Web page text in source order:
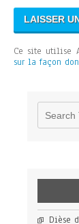
Ce site utilise
sur la façon
Dièse